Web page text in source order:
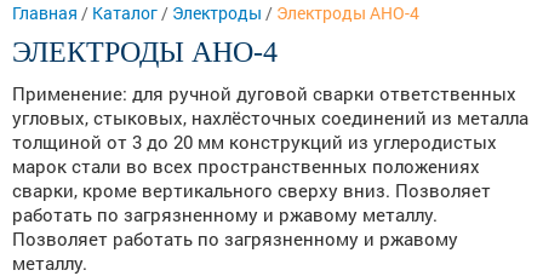
Главная / Каталог/ Электроды / Электроды АНО-4
ЭЛЕКТРОДЫ АНО-4
Применение: для ручной дуговой сварки ответственных
угловых, стыковых, нахлёсточных соединений из металла
толщиной от 3 до 20 мм конструкций из углеродистых
марок стали во всех пространственных положениях
сварки, кроме вертикального сверху вниз. Позволяет
работать по загрязненному и ржавому металлу.
Позволяет работать по загрязненному и ржавому
металлу.